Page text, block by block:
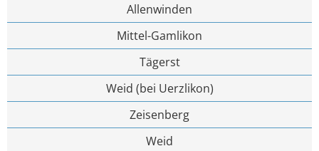
Allenwinden
Mittel-Gamlikon
Tägerst
Weid (bei Uerzlikon)
Zeisenberg
Weid